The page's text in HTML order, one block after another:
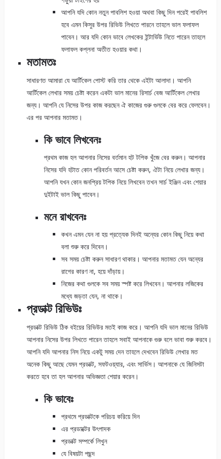
আপনি যদি কোন নতুন পাবলিশ হওয়া অথবা কিছু দিন পরেই পাবলিশ
হবে এমন কিসুর উপর রিভিউ লিখতে পারনে তাহলে ভাল ফলাফল
পাবেন। আর যদি কোন ভাবে লেখকের ইন্টার্ভিউ নিতে পারেন তাহলে
ফলাফল কপ্লনা অতীত হওয়ার কথা।
মতামতঃ
সাধারণত আমারা যে আর্টিকেল পোস্ট করি তার থেকে এইটা আলাদা। আপনি
আর্টিকেল লেখার সময় চেষ্টা করেন একটা ভাল মানের রিসার্চ বেজ আর্টিকেল লেখার
জন্য। আপনি যে নিসের উপর কাজ করছেন ঐ কাজের গুরু গুলকে বের করে ফেলবেন।
এর পর আপনার মতামত।
কি ভাবে লিখবেনঃ
প্রথম কাজ হল আপনার নিসের বর্তমান হট টপিক খুঁজে বের করুন। আপনার
নিসের যদি হটাত কোন পরিবর্তন আসে চেষ্টা করুন, ঐটা নিয়ে লেখার জন্য।
আপনি যখন কোন জনপ্রিয় টপিক নিয়ে লিখবেন তখন সার্চ ইঞ্জিন এবং শেয়ার
দুইটাই ভাল কিছু পাবেন।
মনে রাখবেনঃ
কখন এমন যেন না হয় প্রত্যেক দিনই অন্যের কোন কিছু নিয়ে কথা
বলা শুরু করে দিবেন।
সব সময় চেষ্টা করুন সাধারণ থাকার। আপনার মতামত যেন অন্যের
রাগের কারণ না, হয়ে দাঁড়ায়।
নিজের কথা গুলকে সব সময় স্পষ্ট করে লিখবেন। আপনার লজিকের
মধ্যে জড়তা যেন, না থাকে।
প্রডাক্ট রিভিউঃ
প্রডাক্ট রিভিউ ঠিক বইয়ের রিভিউর মতই কাজ করে। আপনি যদি ভাল মানের রিভিউ
আপনার নিসের উপর লিখতে পারেন তাহলে সবাই আপনাকে গুরু বলে ভাবা শুরু করবে।
আপনি যদি আপনার নিস নিয়ে একটু সময় দেন তাহলে দেখবেন রিভিউ লেখার মত
অনেক কিছু আছে যেমন প্রডাক্ট, সফটওয়্যার, এবং সার্ভিস। আপনাকে যে জিনিসটা
করতে হবে তা হল আপনার অভিজ্ঞতা শেয়ার করেন।
কি ভাবেঃ
প্রথমে প্রডাক্টকে পরিচয় করিয়ে দিন
এর প্রডাক্টের উৎপাদক
প্রডাক্ট সম্পর্কে লিখুন
যে বিষয়টা পছন্দ